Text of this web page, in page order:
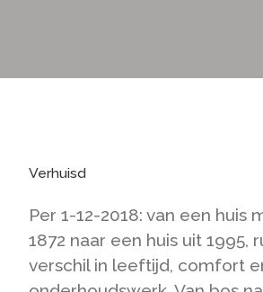
Verhuisd
Per 1-12-2018: van een huis
1872 naar een huis uit 1995,
verschil in leeftijd, comfort